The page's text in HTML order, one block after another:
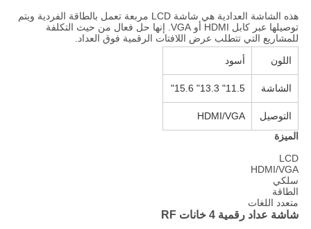
هذه الشاشة العدادية هي شاشة LCD مربعة تعمل بالطاقة الفردية ويتم
توصيلها عبر كابل HDMI أو VGA. إنها حل فعال من حيث التكلفة
للمشاريع التي تتطلب عرض اللافتات الرقمية فوق العداد.
اللون
أسود
الشاشة 11.5" 13.3" 15.6"
التوصيل
HDMI/VGA
الميزة
LCD
HDMI/VGA
سلكي
الطاقة
متعدد اللغات
شاشة عداد رقمية 4 خانات RF